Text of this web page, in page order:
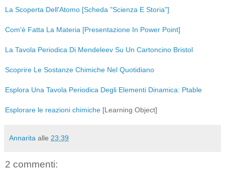
La Scoperta Dell'Atomo [Scheda "Scienza E Storia"]
Com'è Fatta La Materia [Presentazione In Power Point]
La Tavola Periodica Di Mendeleev Su Un Cartoncino Bristol
Scoprire Le Sostanze Chimiche Nel Quotidiano
Esplora Una Tavola Periodica Degli Elementi Dinamica: Ptable
Esplorare le reazioni chimiche [Learning Object]
Annarita alle 23:39
2 commenti: